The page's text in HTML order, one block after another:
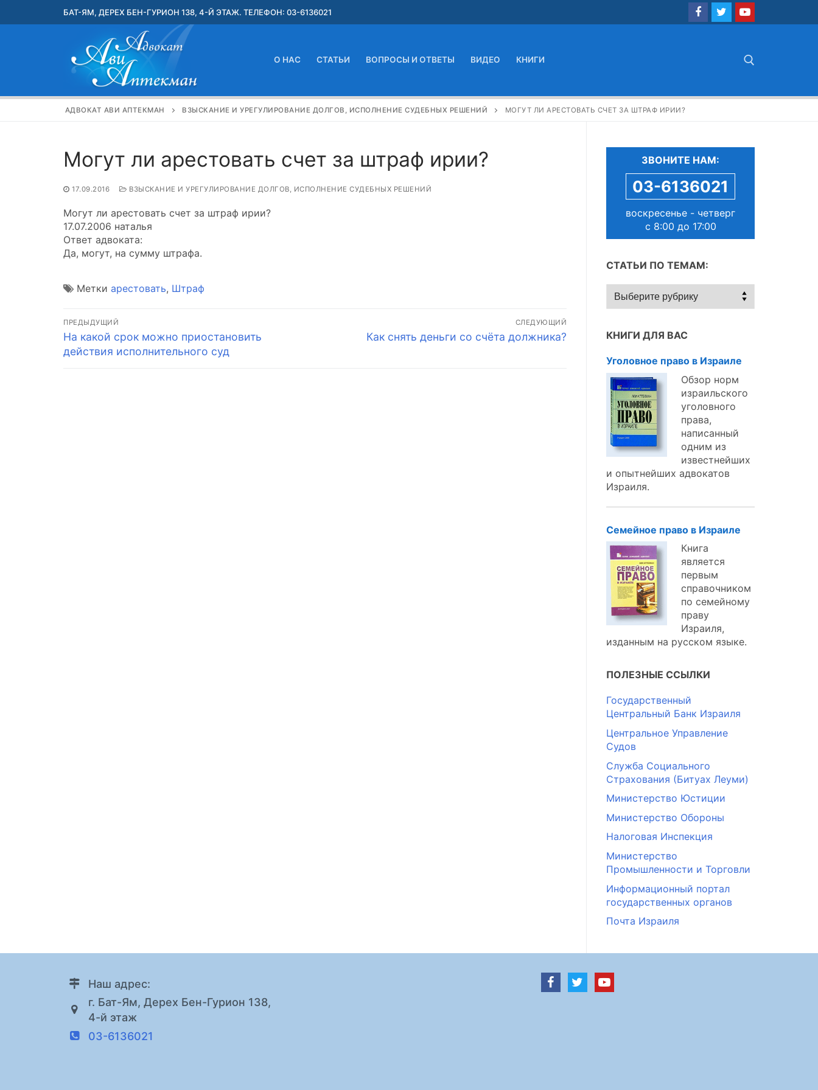
БАТ-ЯМ, ДЕРЕХ БЕН-ГУРИОН 138, 4-Й ЭТАЖ. ТЕЛЕФОН: 03-6136021
О НАС СТАТЬИ ВОПРОСЫ И ОТВЕТЫ ВИДЕО КНИГИ
Найти:
АДВОКАТ АВИ АПТЕКМАН ВЗЫСКАНИЕ И УРЕГУЛИРОВАНИЕ ДОЛГОВ, ИСПОЛНЕНИЕ СУДЕБНЫХ РЕШЕНИЙ МОГУТ ЛИ АРЕСТОВАТЬ СЧЕТ ЗА ШТРАФ ИРИИ?
Могут ли арестовать счет за штраф ирии?
17.09.2016 ВЗЫСКАНИЕ И УРЕГУЛИРОВАНИЕ ДОЛГОВ, ИСПОЛНЕНИЕ СУДЕБНЫХ РЕШЕНИЙ
Могут ли арестовать счет за штраф ирии?
17.07.2006 наталья
Ответ адвоката:
Да, могут, на сумму штрафа.
Метки арестовать, Штраф
Навигация
по
ПРЕДЫДУЩИЙ
Предыдущая
запись:
На какой срок можно приостановить
действия исполнительного суд
СЛЕДУЮЩИЙ
Следующая
Как снять деньги со счёта должника?
ЗВОНИТЕ НАМ:
03-6136021
воскресенье - четверг
с 8:00 до 17:00
СТАТЬИ ПО ТЕМАМ:
Статьи
по
КНИГИ ДЛЯ ВАС
Уголовное право в Израиле
Обзор норм
израильского
уголовного
права,
написанный
одним из
известнейших
и опытнейших адвокатов
Израиля.
Семейное право в Израиле
Книга
является
первым
справочником
по семейному
праву
Израиля,
изданным на русском языке.
ПОЛЕЗНЫЕ ССЫЛКИ
Государственный
Центральный Банк Израиля
Центральное Управление
Судов
Служба Социального
Страхования (Битуах Леуми)
Министерство Юстиции
Министерство Обороны
Налоговая Инспекция
Министерство
Промышленности и Торговли
Информационный портал
государственных органов
Почта Израиля
Наш адрес:
г. Бат-Ям, Дерех Бен-Гурион 138,
4-й этаж
03-6136021